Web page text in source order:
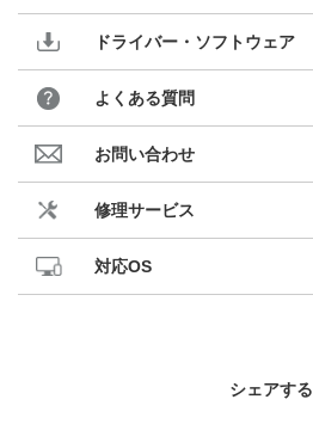
ドライバー・ソフトウェア
よくある質問
お問い合わせ
修理サービス
対応OS
シェアする